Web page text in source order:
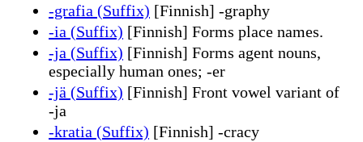
-grafia (Suffix) [Finnish] -graphy
-ia (Suffix) [Finnish] Forms place names.
-ja (Suffix) [Finnish] Forms agent nouns,
especially human ones; -er
-jä (Suffix) [Finnish] Front vowel variant of
-ja
-kratia (Suffix) [Finnish] -cracy